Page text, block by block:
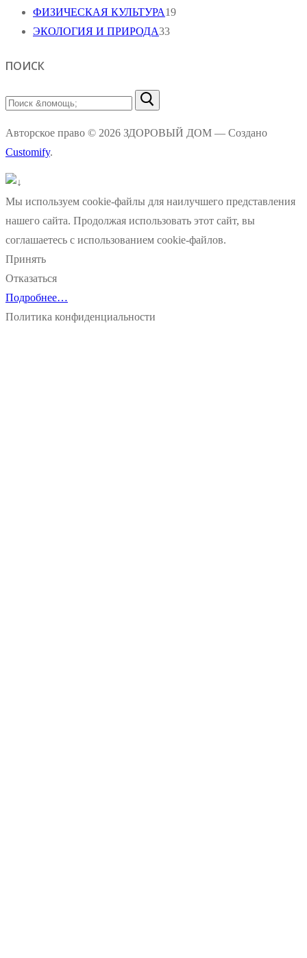
ФИЗИЧЕСКАЯ КУЛЬТУРА19
ЭКОЛОГИЯ И ПРИРОДА33
ПОИСК
Найти:
Авторское право © 2026 ЗДОРОВЫЙ ДОМ — Создано
Customify.
Мы используем cookie-файлы для наилучшего представления
нашего сайта. Продолжая использовать этот сайт, вы
соглашаетесь с использованием cookie-файлов.
Принять
Отказаться
Подробнее…
Политика конфиденциальности